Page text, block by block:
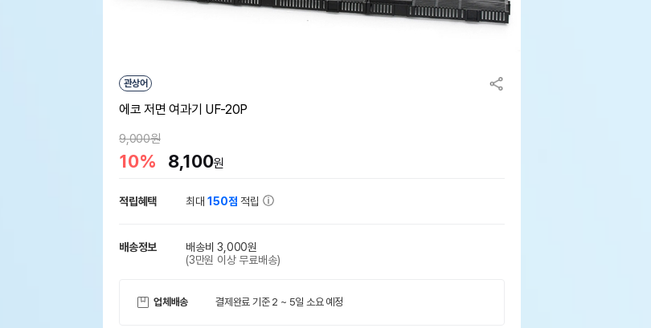
관상어
에코 저면 여과기 UF-20P
9,000원
10% 8,100원
적립혜택 최대150점 적립
배송정보
배송비 3,000원
(3만원 이상 무료배송)
업체배송 결제완료 기준 2 ~ 5일 소요 예정